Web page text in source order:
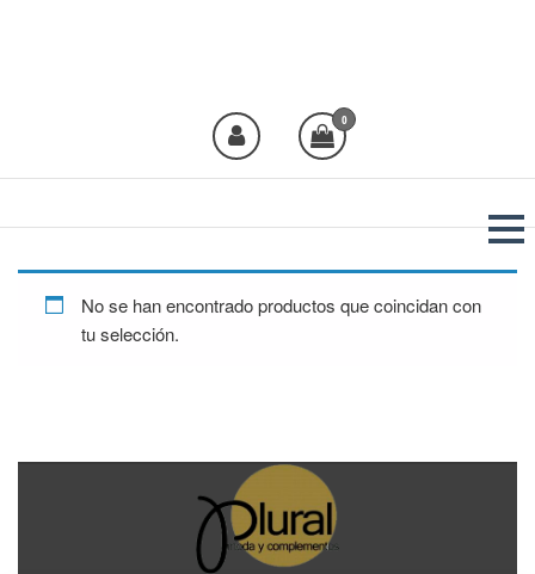
0
No se han encontrado productos que coincidan con
tu selección.